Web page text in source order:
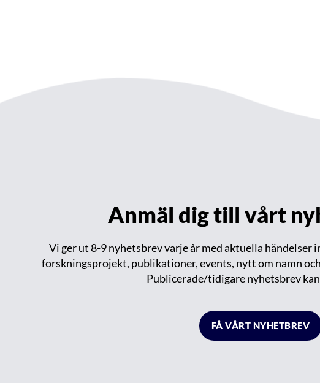
Anmäl dig till vårt
Vi ger ut 8-9 nyhetsbrev varje år med aktuella händelser
forskningsprojekt, publikationer, events, nytt om namn
Publicerade/tidigare nyhetsbrev kan
FÅ VÅRT NYHETBREV